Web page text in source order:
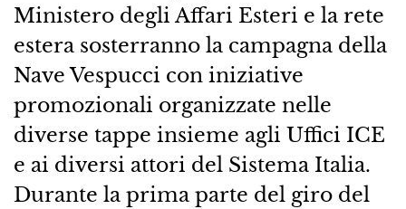
Ministero degli Affari Esteri e la rete
estera sosterranno la campagna della
Nave Vespucci con iniziative
promozionali organizzate nelle
diverse tappe insieme agli Uffici ICE
e ai diversi attori del Sistema Italia.
Durante la prima parte del giro del